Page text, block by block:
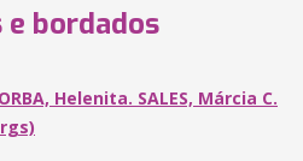
e bordados
Helenita. SALES, Márcia C.